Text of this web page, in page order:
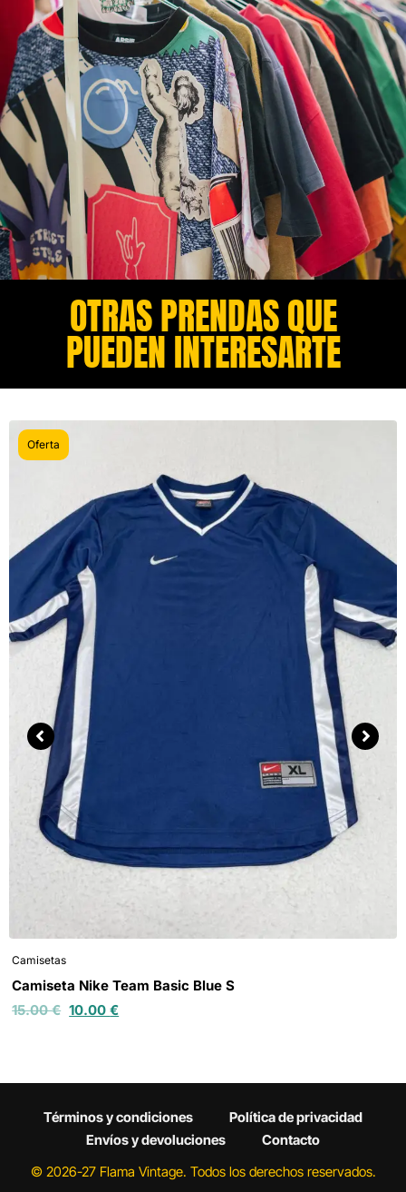
OTRAS PRENDAS QUE
PUEDEN INTERESARTE​
Oferta
Camisetas
Camiseta Nike Team Basic Blue S
15.00€ 10.00€
Términos y condiciones
Política de privacidad
Envíos y devoluciones
Contacto
© 2026-27 Flama Vintage. Todos los derechos reservados.